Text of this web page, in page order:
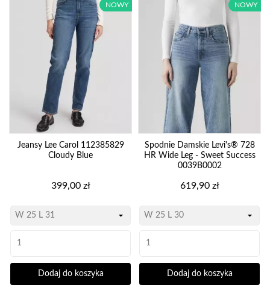
Jeansy Lee Carol 112385829
Cloudy Blue
Cena
399,00 zł
Dodaj do koszyka
NOWY
Spodnie Damskie Levi's® 728
HR Wide Leg - Sweet Success
0039B0002
Cena
619,90 zł
Dodaj do koszyka
NOWY